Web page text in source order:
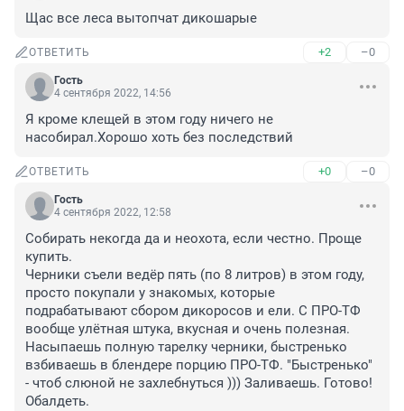
Щас все леса вытопчат дикошарые
ОТВЕТИТЬ +2 –0
Гость
4 сентября 2022, 14:56
Я кроме клещей в этом году ничего не
насобирал.Хорошо хоть без последствий
ОТВЕТИТЬ +0 –0
Гость
4 сентября 2022, 12:58
Собирать некогда да и неохота, если честно. Проще
купить.
Черники съели ведёр пять (по 8 литров) в этом году,
просто покупали у знакомых, которые
подрабатывают сбором дикоросов и ели. С ПРО-ТФ
вообще улётная штука, вкусная и очень полезная.
Насыпаешь полную тарелку черники, быстренько
взбиваешь в блендере порцию ПРО-ТФ. "Быстренько"
- чтоб слюной не захлебнуться ))) Заливаешь. Готово!
Обалдеть.